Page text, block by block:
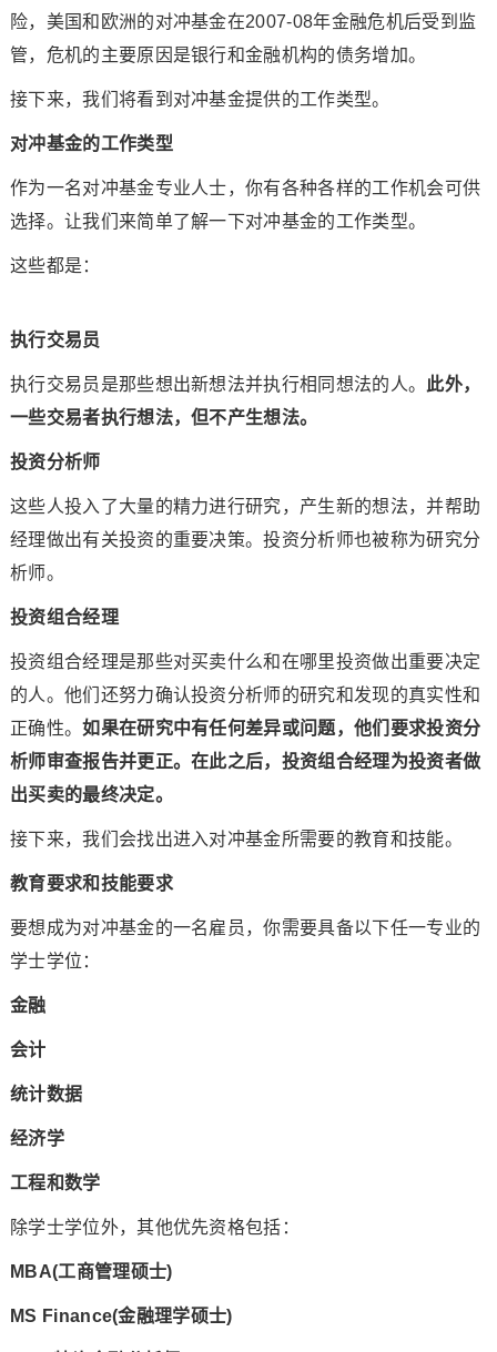
险，美国和欧洲的对冲基金在2007-08年金融危机后受到监
管，危机的主要原因是银行和金融机构的债务增加。
接下来，我们将看到对冲基金提供的工作类型。
对冲基金的工作类型
作为一名对冲基金专业人士，你有各种各样的工作机会可供
选择。让我们来简单了解一下对冲基金的工作类型。
这些都是：
执行交易员
执行交易员是那些想出新想法并执行相同想法的人。 此外，
一些交易者执行想法，但不产生想法。
投资分析师
这些人投入了大量的精力进行研究，产生新的想法，并帮助
经理做出有关投资的重要决策。投资分析师也被称为研究分
析师。
投资组合经理
投资组合经理是那些对买卖什么和在哪里投资做出重要决定
的人。他们还努力确认投资分析师的研究和发现的真实性和
正确性。如果在研究中有任何差异或问题，他们要求投资分
析师审查报告并更正。在此之后，投资组合经理为投资者做
出买卖的最终决定。
接下来，我们会找出进入对冲基金所需要的教育和技能。
教育要求和技能要求
要想成为对冲基金的一名雇员，你需要具备以下任一专业的
学士学位：
金融
会计
统计数据
经济学
工程和数学
除学士学位外，其他优先资格包括：
MBA(工商管理硕士)
MS Finance(金融理学硕士)